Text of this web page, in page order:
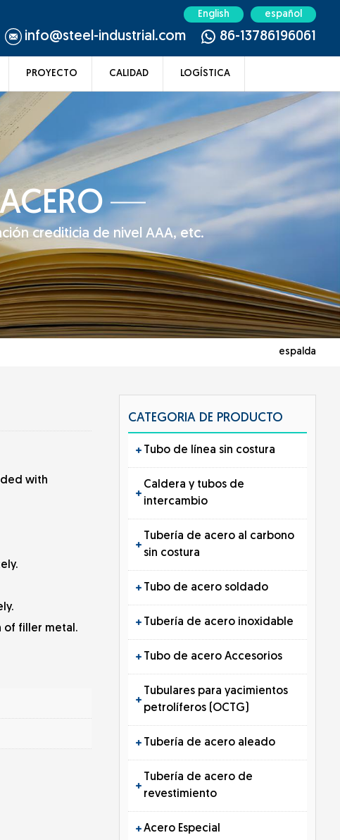
English español
86-13786196061
info@steel-industrial.com
PROYECTO CALIDAD LOGÍSTICA
crediticia de nivel AAA, etc.
espalda
CATEGORIA DE PRODUCTO
Tubo de línea sin costura
Caldera y tubos de
intercambio
Tubería de acero al carbono
sin costura
Tubo de acero soldado
Tubería de acero inoxidable
Tubo de acero Accesorios
Tubulares para yacimientos
petrolíferos (OCTG)
Tubería de acero aleado
Tubería de acero de
revestimiento
Acero Especial
with
of filler metal.